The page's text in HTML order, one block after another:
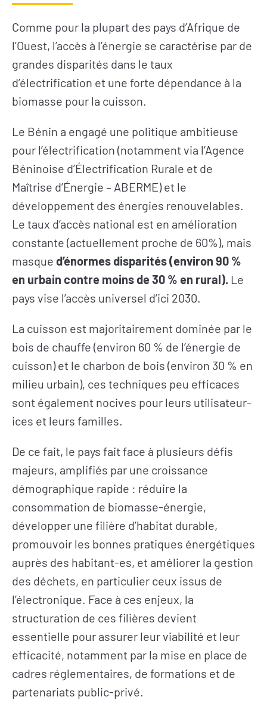
Comme pour la plupart des pays d’Afrique de
l’Ouest, l’accès à l’énergie se caractérise par de
grandes disparités dans le taux
d’électrification et une forte dépendance à la
biomasse pour la cuisson.
Le Bénin a engagé une politique ambitieuse
pour l’électrification (notamment via l’Agence
Béninoise d’Électrification Rurale et de
Maîtrise d’Énergie – ABERME) et le
développement des énergies renouvelables.
Le taux d’accès national est en amélioration
constante (actuellement proche de 60%), mais
masque d’énormes disparités (environ 90 %
en urbain contre moins de 30 % en rural). Le
pays vise l’accès universel d’ici 2030.
La cuisson est majoritairement dominée par le
bois de chauffe (environ 60 % de l’énergie de
cuisson) et le charbon de bois (environ 30 % en
milieu urbain), ces techniques peu efficaces
sont également nocives pour leurs utilisateur-
ices et leurs familles.
De ce fait, le pays fait face à plusieurs défis
majeurs, amplifiés par une croissance
démographique rapide : réduire la
consommation de biomasse-énergie,
développer une filière d’habitat durable,
promouvoir les bonnes pratiques énergétiques
auprès des habitant-es, et améliorer la gestion
des déchets, en particulier ceux issus de
l’électronique. Face à ces enjeux, la
structuration de ces filières devient
essentielle pour assurer leur viabilité et leur
efficacité, notamment par la mise en place de
cadres réglementaires, de formations et de
partenariats public-privé.